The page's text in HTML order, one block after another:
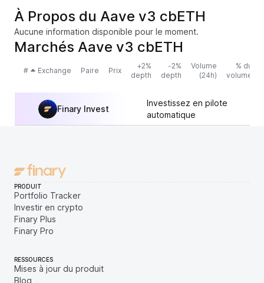
À Propos du Aave v3 cbETH
Aucune information disponible pour le moment.
Marchés Aave v3 cbETH
# Exchange Paire Prix
+2%
depth
-2%
depth
Volume
(24h)
% du
volume
Finary Invest
Investissez en pilote
automatique
PRODUIT
Portfolio Tracker
Investir en crypto
Finary Plus
Finary Pro
RESSOURCES
Mises à jour du produit
Blog